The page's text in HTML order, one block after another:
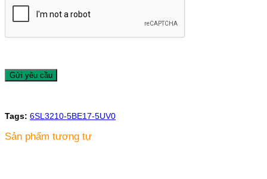
Tags: 6SL3210-5BE17-5UV0
Sản phẩm tương tự